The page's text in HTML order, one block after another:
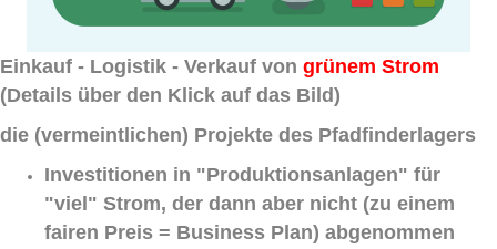
Einkauf - Logistik - Verkauf von grünem Strom
(Details über den Klick auf das Bild)
die (vermeintlichen) Projekte des Pfadfinderlagers
Investitionen in "Produktionsanlagen" für
"viel" Strom, der dann aber nicht (zu einem
fairen Preis = Business Plan) abgenommen